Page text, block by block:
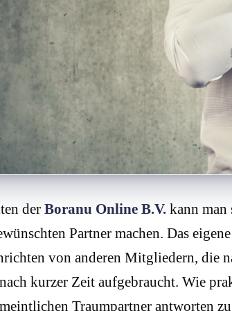
der Boranu Online B.V. kann man
Partner machen. Das
von anderen Mitgliedern,
kurzer Zeit aufgebraucht. Wie
Traumpartner antworten